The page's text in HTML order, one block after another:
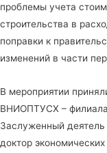
проблемы учета
строительства в
поправки к
изменений в части
В мероприятии
ВНИОПТУСХ –
Заслуженный
доктор